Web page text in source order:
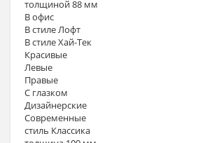
толщиной 88 мм
В офис
В стиле Лофт
В стиле Хай-Тек
Красивые
Левые
Правые
С глазком
Дизайнерские
Современные
стиль Классика